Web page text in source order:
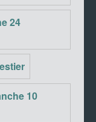
24
10